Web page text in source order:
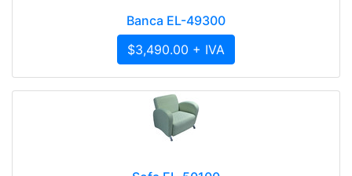
Banca EL-49300
$3,490.00 + IVA